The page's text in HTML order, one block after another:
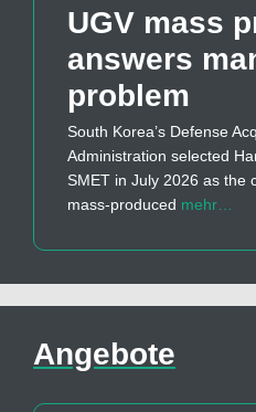
UGV mass
answers
problem
South Korea’s Defense
Administration selected
SMET in July 2026 as the
mass-produced mehr…
Angebote